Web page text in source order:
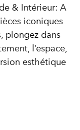
& Intérieur: A
iconiques
plongez dans
l’espace,
esthétique